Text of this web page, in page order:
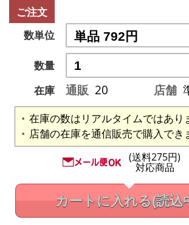
ご注文
数単位
数量
在庫
通販 20 店舗
在庫の数はリアルタイムではあり
店舗の在庫を通信販売で購入でき
(送料275円)
対応商品
カートに入れる(読込